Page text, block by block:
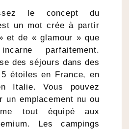
le concept du
un mot crée à partir
et de « glamour » que
parfaitement.
des séjours dans des
étoiles en France, en
Italie. Vous pouvez
un emplacement nu ou
tout équipé aux
Les campings